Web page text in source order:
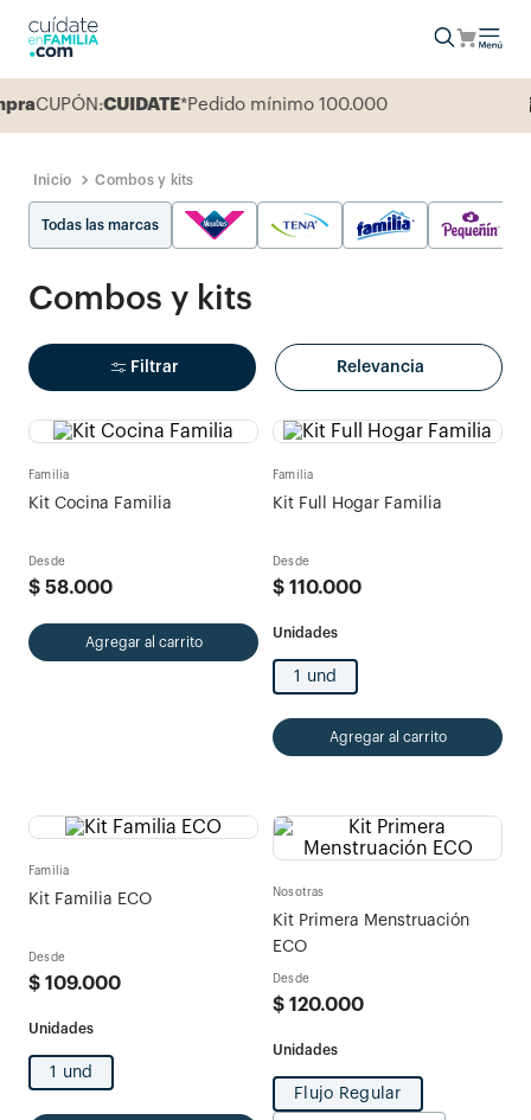
CUPÓN:CUIDATE*Pedido mínimo 100.000
Combos y kits
Todas las marcas
Combos y kits
Filtrar Relevancia
Familia
Kit Cocina Familia
Desde
$ 58.000
Agregar al carrito
Familia
Kit Full Hogar Familia
Desde
$ 110.000
1 und
Agregar al carrito
Familia
Kit Familia ECO
Desde
$ 109.000
1 und
Nosotras
Kit Primera Menstruación
ECO
Desde
$ 120.000
Flujo Regular